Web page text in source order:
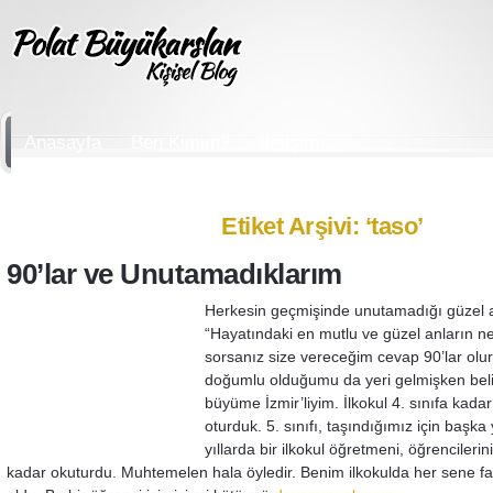
Anasayfa
Etiket Arşivi: ‘taso’
90’lar ve Unutamadıklarım
Herkesin geçmişinde unutamadığı güzel
“Hayatındaki en mutlu ve güzel anların
sorsanız size vereceğim cevap 90’lar
doğumlu olduğumu da yeri gelmişken
büyüme İzmir’liyim. İlkokul 4. sınıfa
oturduk. 5. sınıfı, taşındığımız için
yıllarda bir ilkokul öğretmeni, öğrencilerini
kadar okuturdu. Muhtemelen hala öyledir. Benim ilkokulda her sene